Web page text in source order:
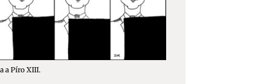
a Píro XIII.